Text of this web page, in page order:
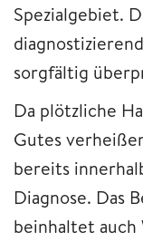
Spezialgebiet.
sorgfältig
Da plötzliche
Gutes
bereits
Diagnose. Das
beinhaltet auch